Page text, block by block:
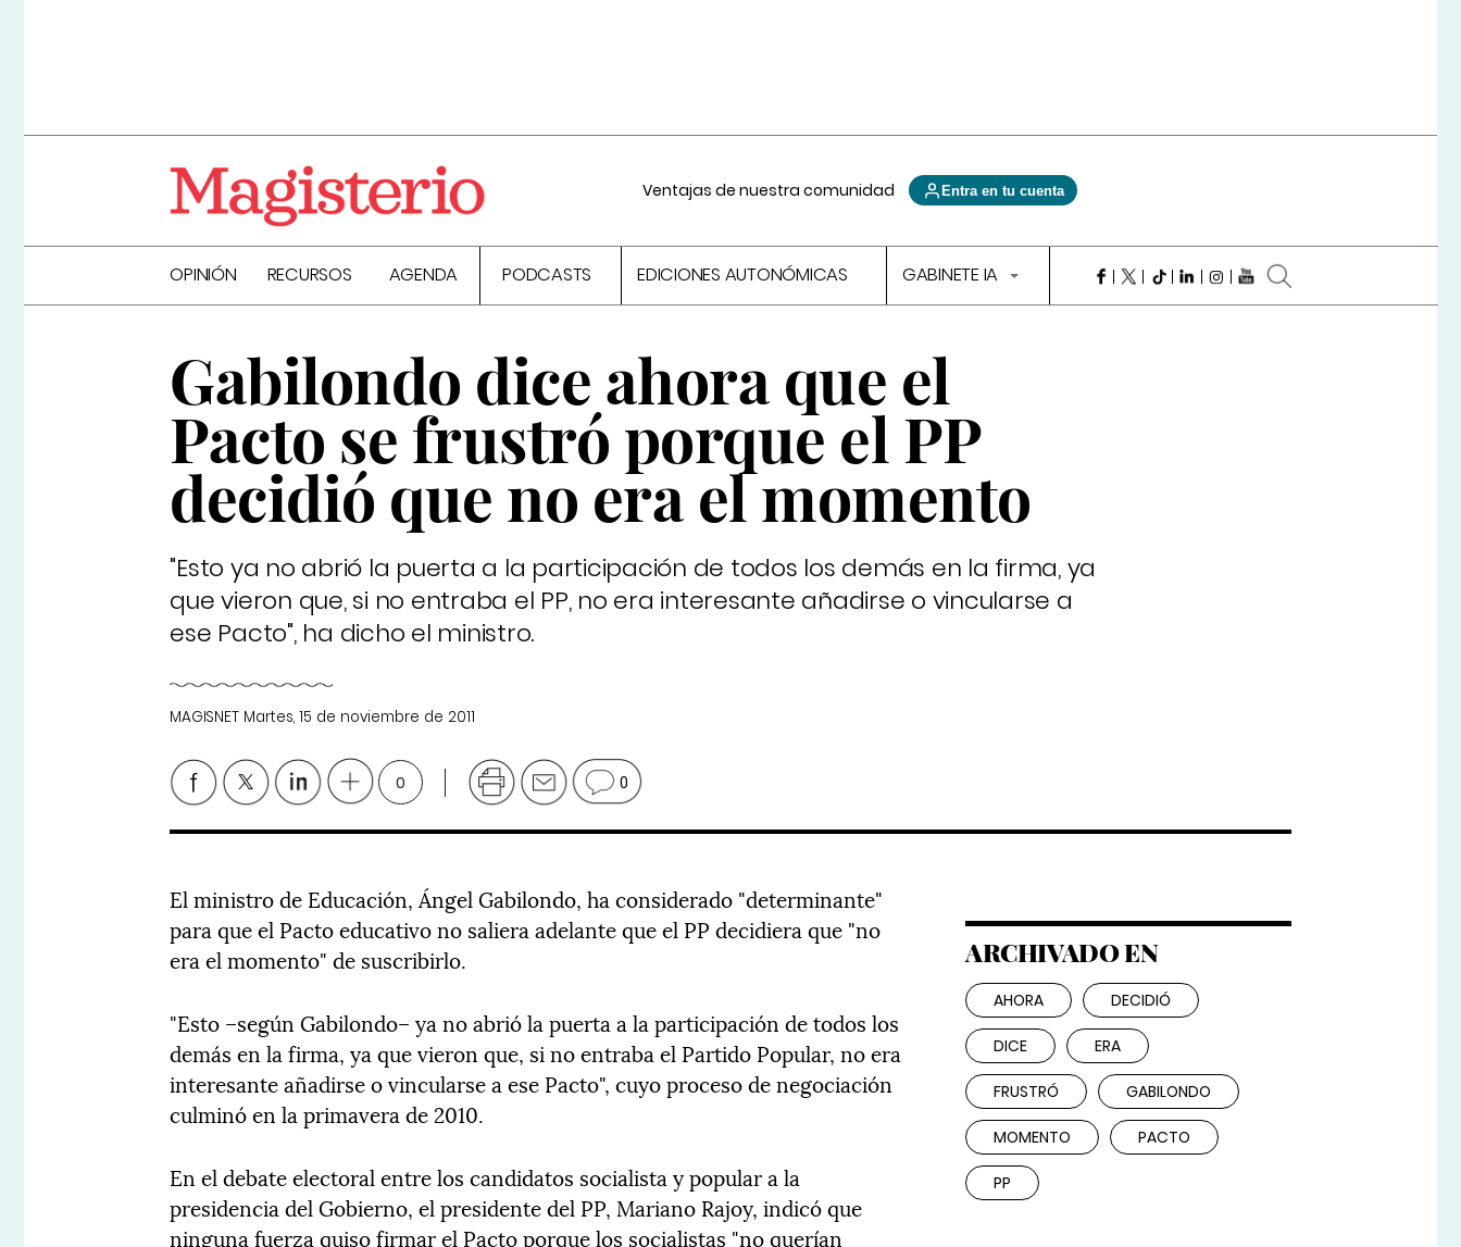
Ventajas de nuestra comunidad Entra en tu cuenta
OPINIÓN RECURSOS AGENDA PODCASTS EDICIONES AUTONÓMICAS GABINETE IA
Gabilondo dice ahora que el
Pacto se frustró porque el PP
decidió que no era el momento
"Esto ya no abrió la puerta a la participación de todos los demás en la firma, ya
que vieron que, si no entraba el PP, no era interesante añadirse o vincularse a
ese Pacto", ha dicho el ministro.
MAGISNET Martes, 15 de noviembre de 2011
0 0
El ministro de Educación, Ángel Gabilondo, ha considerado "determinante"
para que el Pacto educativo no saliera adelante que el PP decidiera que "no
era el momento" de suscribirlo.
"Esto –según Gabilondo– ya no abrió la puerta a la participación de todos los
demás en la firma, ya que vieron que, si no entraba el Partido Popular, no era
interesante añadirse o vincularse a ese Pacto", cuyo proceso de negociación
culminó en la primavera de 2010.
En el debate electoral entre los candidatos socialista y popular a la
presidencia del Gobierno, el presidente del PP, Mariano Rajoy, indicó que
ninguna fuerza quiso firmar el Pacto porque los socialistas "no querían
ARCHIVADO EN
AHORA DECIDIÓ
DICE ERA
FRUSTRÓ GABILONDO
MOMENTO PACTO
PP